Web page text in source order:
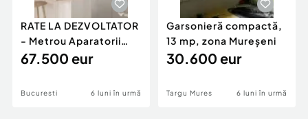
RATE LA DEZVOLTATOR
- Metrou Aparatorii
Patriei -
67.500 eur
Bucuresti 6 luni în urmă
Garsonieră compactă,
13 mp, zona Mureșeni
30.600 eur
Targu Mures 6 luni în urmă